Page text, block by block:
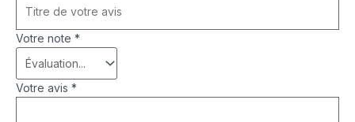
Votre note *
Votre avis *